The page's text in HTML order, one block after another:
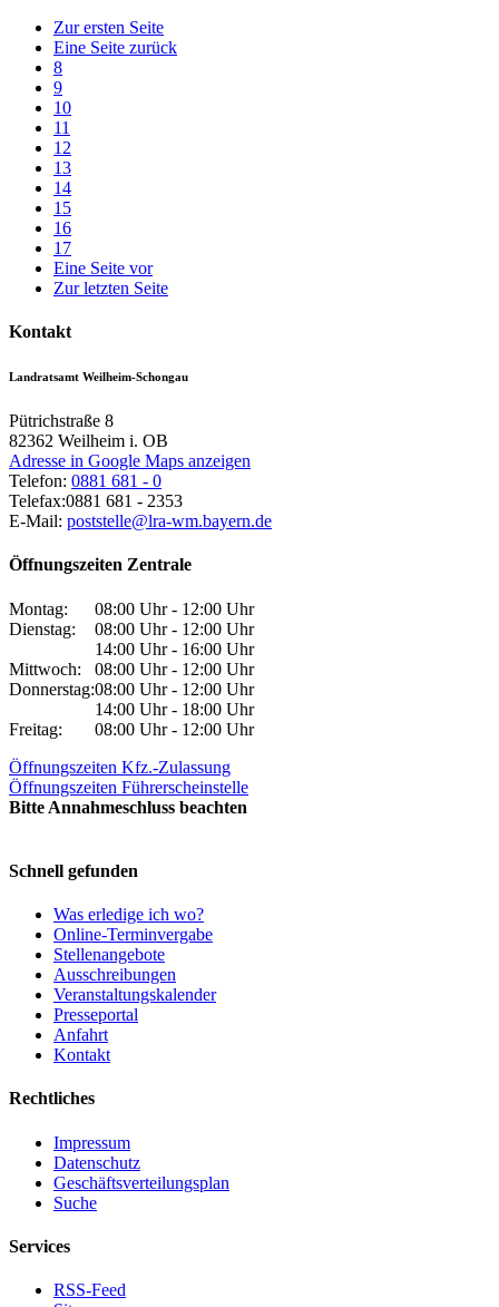
Zur ersten Seite
Eine Seite zurück
8
9
10
11
12
13
14
15
16
17
Eine Seite vor
Zur letzten Seite
Kontakt
Landratsamt Weilheim-Schongau
Pütrichstraße 8
82362 Weilheim i. OB
Adresse in Google Maps anzeigen
Telefon: 0881 681 - 0
Telefax:0881 681 - 2353
E-Mail: poststelle@lra-wm.bayern.de
Öffnungszeiten Zentrale
Montag:
08:00 Uhr - 12:00 Uhr
Dienstag:
08:00 Uhr - 12:00 Uhr
14:00 Uhr - 16:00 Uhr
Mittwoch:
08:00 Uhr - 12:00 Uhr
Donnerstag:08:00 Uhr - 12:00 Uhr
14:00 Uhr - 18:00 Uhr
Freitag:
08:00 Uhr - 12:00 Uhr
Öffnungszeiten Kfz.-Zulassung
Öffnungszeiten Führerscheinstelle
Bitte Annahmeschluss beachten
Schnell gefunden
Was erledige ich wo?
Online-Terminvergabe
Stellenangebote
Ausschreibungen
Veranstaltungskalender
Presseportal
Anfahrt
Kontakt
Rechtliches
Impressum
Datenschutz
Geschäftsverteilungsplan
Suche
Services
RSS-Feed